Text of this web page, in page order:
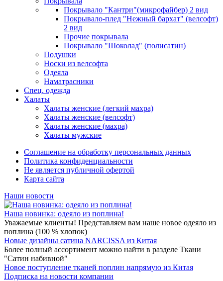
Покрывало "Кантри"(микрофайбер) 2 вид
Покрывало-плед "Нежный бархат" (велсофт)
2 вид
Прочие покрывала
Покрывало "Шоколад" (полисатин)
Подушки
Носки из велсофта
Одеяла
Наматрасники
Спец. одежда
Халаты
Халаты женские (легкий махра)
Халаты женские (велсофт)
Халаты женские (махра)
Халаты мужские
Соглашение на обработку персональных данных
Политика конфиденциальности
Не является публичной офертой
Карта сайта
Наши новости
Наша новинка: одеяло из поплина!
Уважаемые клиенты! Представляем вам наше новое одеяло из
поплина (100 % хлопок)
Новые дизайны сатина NARCISSA из Китая
Более полный ассортимент можно найти в разделе Ткани
"Сатин набивной"
Новое поступление тканей поплин напрямую из Китая
Подписка на новости компании